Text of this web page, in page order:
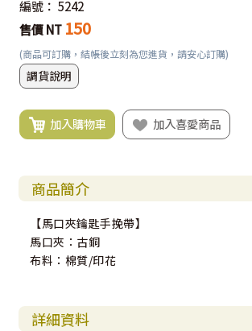
編號： 5242
售價 NT 150
(商品可訂購，結帳後立刻為您進貨，請安心訂購)
調貨說明
加入購物車 加入喜愛商品
商品簡介
【馬口夾鑰匙手挽帶】
馬口夾：古銅
布料：棉質/印花
詳細資料